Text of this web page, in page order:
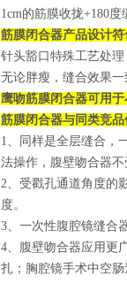
1cm的筋膜收拢+180度
筋膜闭合器产品设计
针头豁口特殊工艺处
无论胖瘦，缝合效果一
鹰吻筋膜闭合器可用
筋膜闭合器与同类竞
1、同样是全层缝合，
法操作，腹壁吻合器
2、受戳孔通道角度的
度。
3、一次性腹腔镜缝合
4、腹壁吻合器应用更
扎；胸腔镜手术中空